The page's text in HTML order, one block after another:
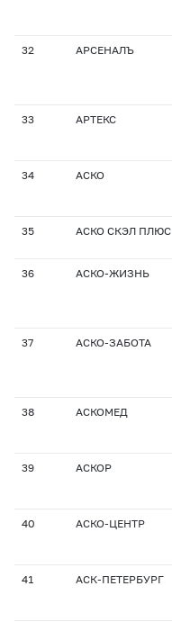
32 АРСЕНАЛЪ
33 АРТЕКС
34 АСКО
35 АСКО СКЭЛ ПЛЮС
36 АСКО-ЖИЗНЬ
37 АСКО-ЗАБОТА
38 АСКОМЕД
39 АСКОР
40 АСКО-ЦЕНТР
41 АСК-ПЕТЕРБУРГ